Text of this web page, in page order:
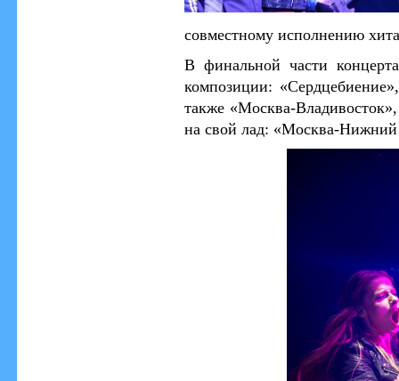
совместному исполнению
В финальной части
композиции:
также «Москва-
на свой лад: «Москва-